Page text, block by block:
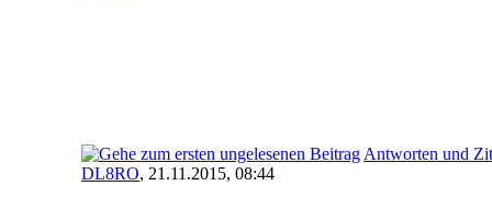
Antworten und
DL8RO, 21.11.2015, 08:44